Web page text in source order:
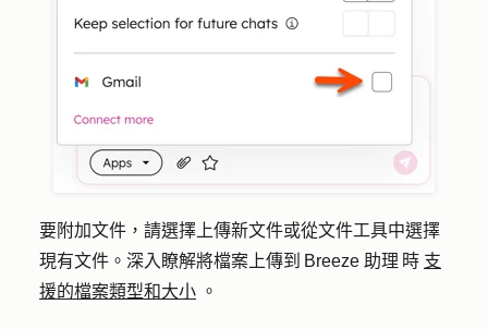
要附加文件，請選擇上傳新文件或從文件工具中選擇
現有文件。深入瞭解將檔案上傳到 Breeze 助理 時 支
援的檔案類型和大小 。